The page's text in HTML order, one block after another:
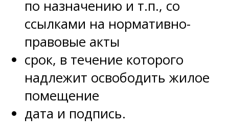
по назначению и т.п., со
ссылками на нормативно-
правовые акты
срок, в течение которого
надлежит освободить жилое
помещение
дата и подпись.